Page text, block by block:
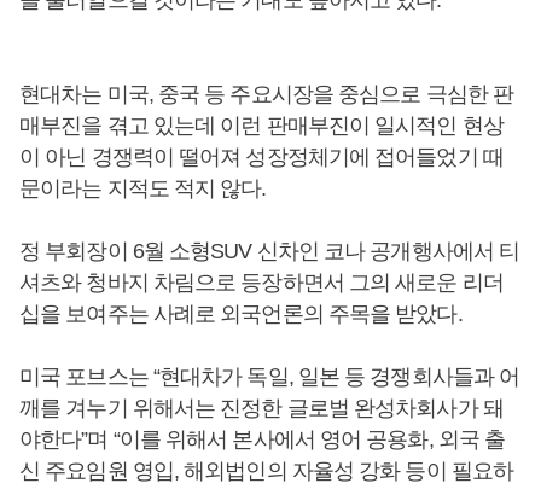
현대차는 미국, 중국 등 주요시장을 중심으로 극심한 판
매부진을 겪고 있는데 이런 판매부진이 일시적인 현상
이 아닌 경쟁력이 떨어져 성장정체기에 접어들었기 때
문이라는 지적도 적지 않다.
정 부회장이 6월 소형SUV 신차인 코나 공개행사에서 티
셔츠와 청바지 차림으로 등장하면서 그의 새로운 리더
십을 보여주는 사례로 외국언론의 주목을 받았다.
미국 포브스는 “현대차가 독일, 일본 등 경쟁회사들과 어
깨를 겨누기 위해서는 진정한 글로벌 완성차회사가 돼
야한다”며 “이를 위해서 본사에서 영어 공용화, 외국 출
신 주요임원 영입, 해외법인의 자율성 강화 등이 필요하